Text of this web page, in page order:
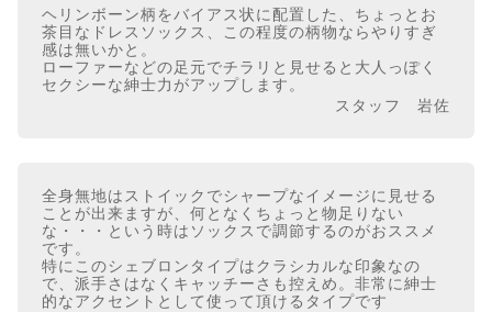
ヘリンボーン柄をバイアス状に配置した、ちょっとお
茶目なドレスソックス、この程度の柄物ならやりすぎ
感は無いかと。
ローファーなどの足元でチラリと見せると大人っぽく
セクシーな紳士力がアップします。
スタッフ 岩佐
全身無地はストイックでシャープなイメージに見せる
ことが出来ますが、何となくちょっと物足りない
な・・・という時はソックスで調節するのがおススメ
です。
特にこのシェブロンタイプはクラシカルな印象なの
で、派手さはなくキャッチーさも控えめ。非常に紳士
的なアクセントとして使って頂けるタイプです